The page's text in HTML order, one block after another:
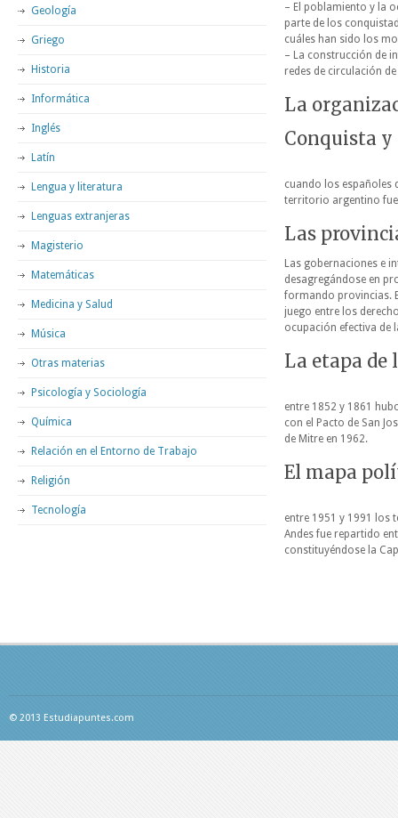
– El poblamiento y la
parte de los
cuáles han sido los
– La construcción de
redes de circulación
La
Conquista y
cuando los españoles
territorio argentino
Las
Las gobernaciones e
desagregándose en
formando provincias.
juego entre los
ocupación efectiva de
La etapa de
entre 1852 y 1861
con el Pacto de San
de Mitre en 1962.
El mapa
entre 1951 y 1991 los
Andes fue repartido
constituyéndose la
Geología
Griego
Historia
Informática
Inglés
Latín
Lengua y literatura
Lenguas extranjeras
Magisterio
Matemáticas
Medicina y Salud
Música
Otras materias
Psicología y Sociología
Química
Relación en el Entorno de Trabajo
Religión
Tecnología
© 2013 Estudiapuntes.com